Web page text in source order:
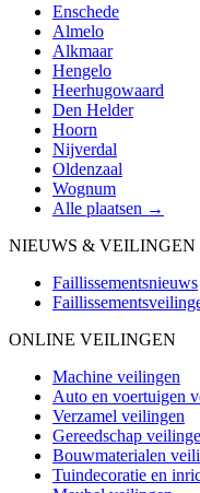
Enschede
Almelo
Alkmaar
Hengelo
Heerhugowaard
Den Helder
Hoorn
Nijverdal
Oldenzaal
Wognum
Alle plaatsen →
NIEUWS & VEILINGEN
Faillissementsnieuws
ONLINE VEILINGEN
Machine veilingen
Auto en voertuigen
Verzamel veilingen
Gereedschap
Bouwmaterialen
Tuindecoratie en